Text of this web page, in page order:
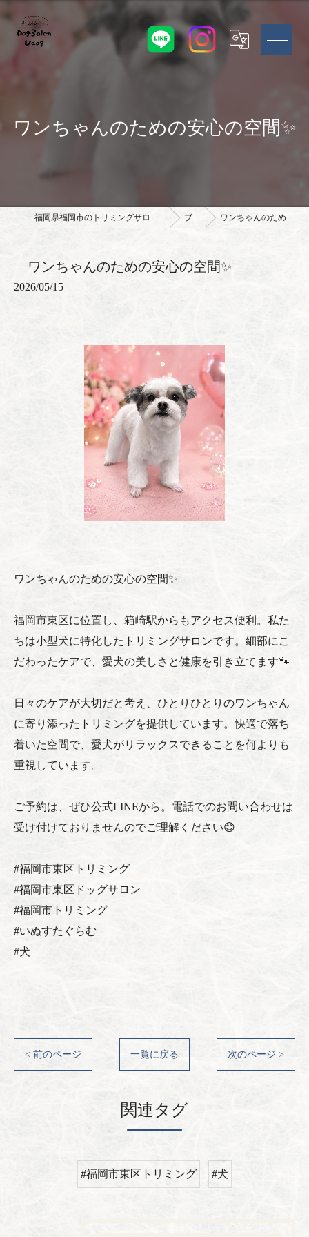
ワンちゃんのための安心の空間✨
福岡県福岡市のトリミングサロンならドッグサロン Udog ブログ ワンちゃんのための安心の空間✨
ワンちゃんのための安心の空間✨
2026/05/15
ワンちゃんのための安心の空間✨
福岡市東区に位置し、箱崎駅からもアクセス便利。私た
ちは小型犬に特化したトリミングサロンです。細部にこ
だわったケアで、愛犬の美しさと健康を引き立てます🐾
日々のケアが大切だと考え、ひとりひとりのワンちゃん
に寄り添ったトリミングを提供しています。快適で落ち
着いた空間で、愛犬がリラックスできることを何よりも
重視しています。
ご予約は、ぜひ公式LINEから。電話でのお問い合わせは
受け付けておりませんのでご理解ください😊
#福岡市東区トリミング
#福岡市東区ドッグサロン
#福岡市トリミング
#いぬすたぐらむ
#犬
< 前のページ 一覧に戻る 次のページ >
関連タグ
#福岡市東区トリミング #犬